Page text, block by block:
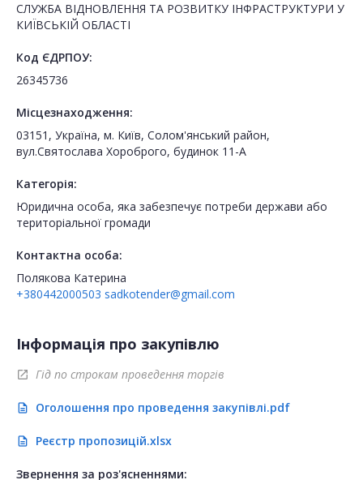
СЛУЖБА ВІДНОВЛЕННЯ ТА РОЗВИТКУ ІНФРАСТРУКТУРИ У
КИЇВСЬКІЙ ОБЛАСТІ
Код ЄДРПОУ:
26345736
Місцезнаходження:
03151, Україна, м. Київ, Солом'янський район,
вул.Святослава Хороброго, будинок 11-А
Категорія:
Юридична особа, яка забезпечує потреби держави або
територіальної громади
Контактна особа:
Полякова Катерина
+380442000503 sadkotender@gmail.com
Інформація про закупівлю
open_in_new Гід по строкам проведення торгів
description Оголошення про проведення закупівлі.pdf
description Реєстр пропозицій.xlsx
Звернення за роз'ясненнями: